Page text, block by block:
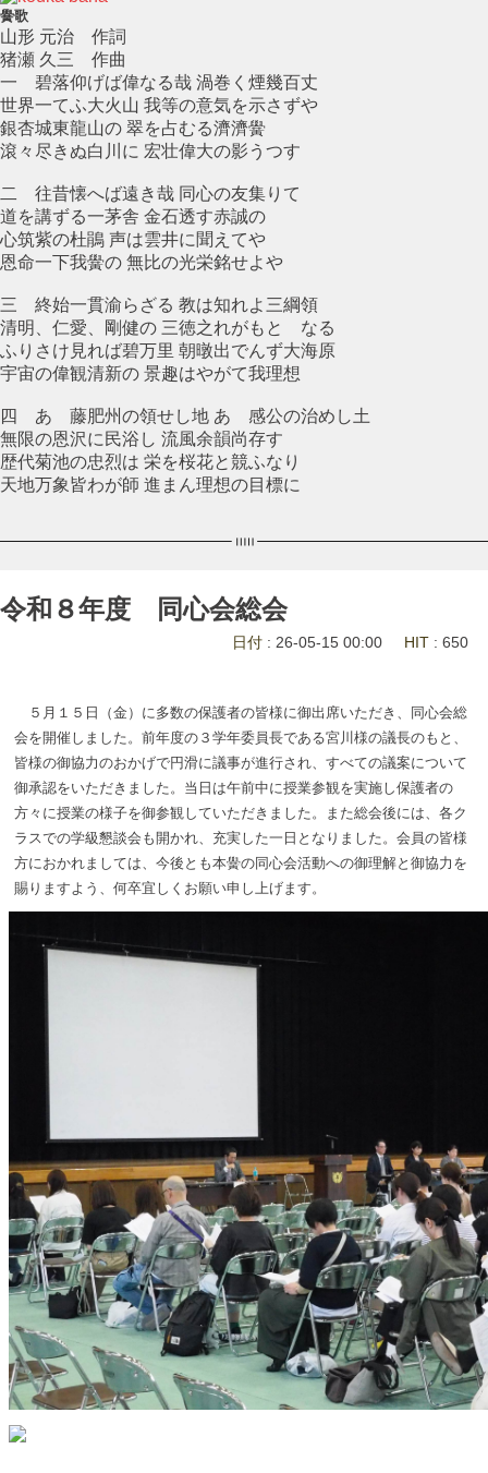
黌歌
山形 元治 作詞
猪瀬 久三 作曲
一 碧落仰げば偉なる哉 渦巻く煙幾百丈
世界一てふ大火山 我等の意気を示さずや
銀杏城東龍山の 翠を占むる濟濟黌
滾々尽きぬ白川に 宏壮偉大の影うつす
二 往昔懐へば遠き哉 同心の友集りて
道を講ずる一茅舎 金石透す赤誠の
心筑紫の杜鵑 声は雲井に聞えてや
恩命一下我黌の 無比の光栄銘せよや
三 終始一貫渝らざる 教は知れよ三綱領
清明、仁愛、剛健の 三徳之れがもとゝなる
ふりさけ見れば碧万里 朝暾出でんず大海原
宇宙の偉観清新の 景趣はやがて我理想
四 あゝ藤肥州の領せし地 あゝ感公の治めし土
無限の恩沢に民浴し 流風余韻尚存す
歴代菊池の忠烈は 栄を桜花と競ふなり
天地万象皆わが師 進まん理想の目標に
令和８年度 同心会総会
日付 : 26-05-15 00:00 HIT : 650
５月１５日（金）に多数の保護者の皆様に御出席いただき、同心会総
会を開催しました。前年度の３学年委員長である宮川様の議長のもと、
皆様の御協力のおかげで円滑に議事が進行され、すべての議案について
御承認をいただきました。当日は午前中に授業参観を実施し保護者の
方々に授業の様子を御参観していただきました。また総会後には、各ク
ラスでの学級懇談会も開かれ、充実した一日となりました。会員の皆様
方におかれましては、今後とも本黌の同心会活動への御理解と御協力を
賜りますよう、何卒宜しくお願い申し上げます。